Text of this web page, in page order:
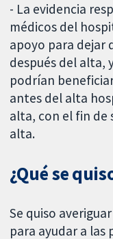
- La evidencia
médicos del
apoyo para dejar
después del alta,
podrían
antes del alta
alta, con el fin de
alta.
¿Qué se
Se quiso
para ayudar a las